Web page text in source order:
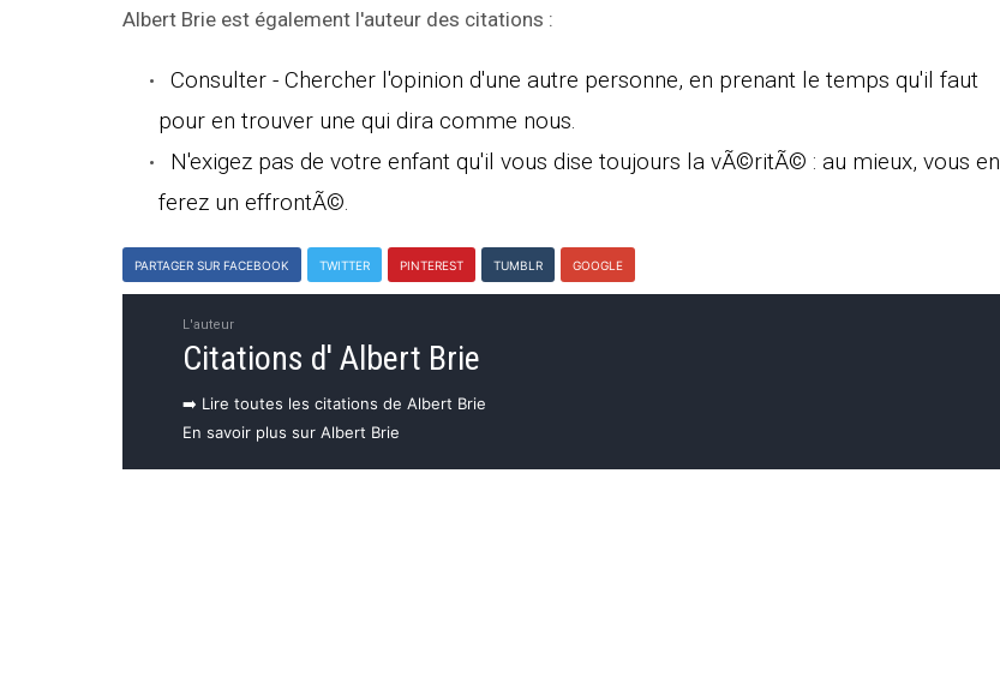
Albert Brie est également l'auteur des citations :
Consulter - Chercher l'opinion d'une autre personne, en prenant le temps qu'il faut
pour en trouver une qui dira comme nous.
N'exigez pas de votre enfant qu'il vous dise toujours la vÃ©ritÃ© : au mieux, vous en
ferez un effrontÃ©.
PARTAGER SUR FACEBOOK TWITTER PINTEREST TUMBLR GOOGLE
L'auteur
Citations d' Albert Brie
➡️ Lire toutes les citations de Albert Brie
En savoir plus sur Albert Brie